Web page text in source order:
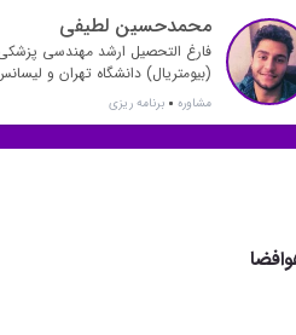
محمدحسین لطیفی
فارغ التحصیل ارشد مهندسی
(بیومتریال) دانشگاه تهران و
مهندسی پلیمر دانشگاه صنعتی
امیرکبیر
مشاوره برنامه ریزی